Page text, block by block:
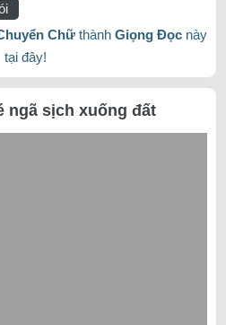
Chữthành Giọng Đọcnày
tại đây!
ngã sịch xuống đất